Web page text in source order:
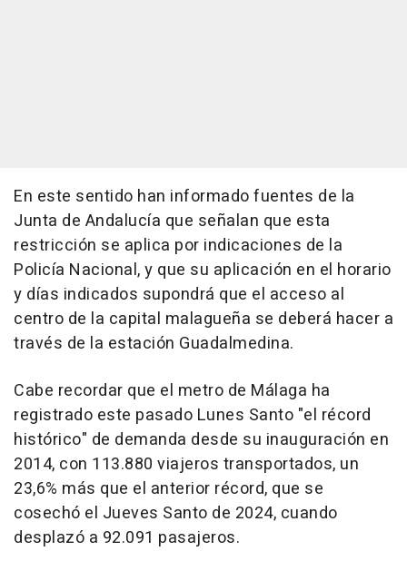
En este sentido han informado fuentes de la
Junta de Andalucía que señalan que esta
restricción se aplica por indicaciones de la
Policía Nacional, y que su aplicación en el horario
y días indicados supondrá que el acceso al
centro de la capital malagueña se deberá hacer a
través de la estación Guadalmedina.
Cabe recordar que el metro de Málaga ha
registrado este pasado Lunes Santo "el récord
histórico" de demanda desde su inauguración en
2014, con 113.880 viajeros transportados, un
23,6% más que el anterior récord, que se
cosechó el Jueves Santo de 2024, cuando
desplazó a 92.091 pasajeros.